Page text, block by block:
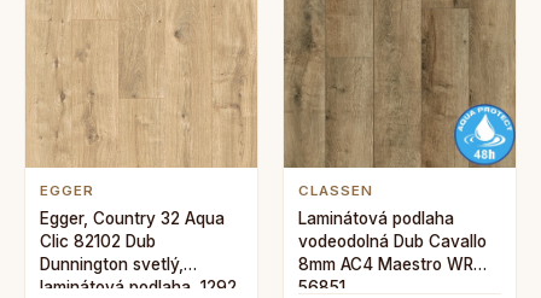
EGGER
Egger, Country 32 Aqua
Clic 82102 Dub
Dunnington svetlý,
laminátová podlaha, 1292
CLASSEN
Laminátová podlaha
vodeodolná Dub Cavallo
8mm AC4 Maestro WR
56851